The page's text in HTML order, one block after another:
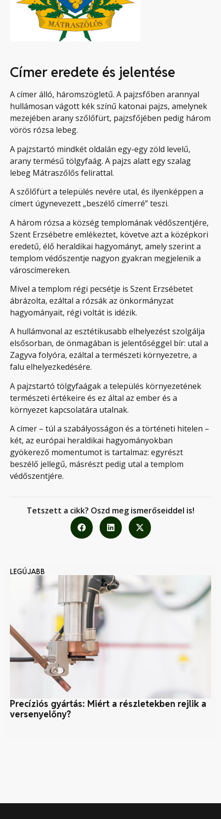
Címer eredete és jelentése
A címer álló, háromszögletű. A pajzsfőben arannyal
hullámosan vágott kék színű katonai pajzs, amelynek
mezejében arany szőlőfürt, pajzsfőjében pedig három
vörös rózsa lebeg.
A pajzstartó mindkét oldalán egy-egy zöld levelű,
arany termésű tölgyfaág. A pajzs alatt egy szalag
lebeg Mátraszőlős felirattal.
A szőlőfürt a település nevére utal, és ilyenképpen a
címert úgynevezett „beszélő címerré” teszi.
A három rózsa a község templomának védőszentjére,
Szent Erzsébetre emlékeztet, követve azt a középkori
eredetű, élő heraldikai hagyományt, amely szerint a
templom védőszentje nagyon gyakran megjelenik a
városcímereken.
Mivel a templom régi pecsétje is Szent Erzsébetet
ábrázolta, ezáltal a rózsák az önkormányzat
hagyományait, régi voltát is idézik.
A hullámvonal az esztétikusabb elhelyezést szolgálja
elsősorban, de önmagában is jelentőséggel bír: utal a
Zagyva folyóra, ezáltal a természeti környezetre, a
falu elhelyezkedésére.
A pajzstartó tölgyfaágak a település környezetének
természeti értékeire és ez által az ember és a
környezet kapcsolatára utalnak.
A címer – túl a szabályosságon és a történeti hitelen –
két, az európai heraldikai hagyományokban
gyökerező momentumot is tartalmaz: egyrészt
beszélő jellegű, másrészt pedig utal a templom
védőszentjére.
Tetszett a cikk? Oszd meg ismerőseiddel is!
LEGÚJABB
Precíziós gyártás: Miért a részletekben rejlik a
versenyelőny?